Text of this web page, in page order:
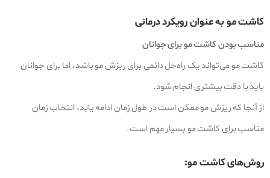
کاشت مو به عنوان رویکرد درمانی
مناسب بودن کاشت مو برای جوانان
کاشت مو می‌تواند یک راه‌حل دائمی برای ریزش مو باشد، اما برای جوانان
باید با دقت بیشتری انجام شود.
از آنجا که ریزش مو ممکن است در طول زمان ادامه یابد، انتخاب زمان
مناسب برای کاشت مو بسیار مهم است.
روش‌های کاشت مو: